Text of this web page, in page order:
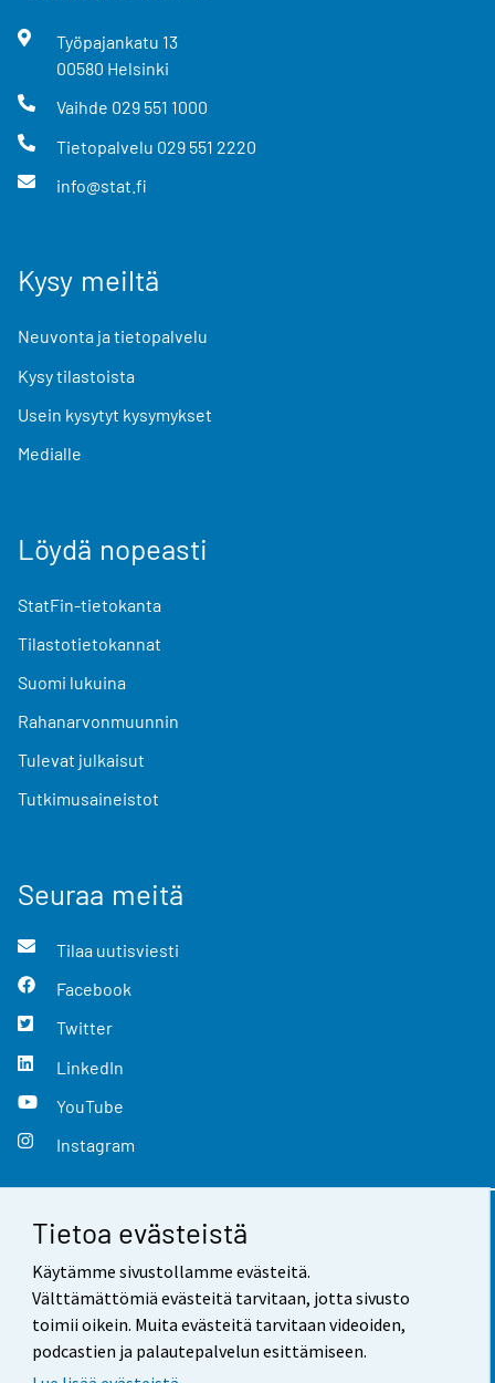
Tietoa evästeistä
Käytämme sivustollamme evästeitä.
Välttämättömiä evästeitä tarvitaan, jotta sivusto
toimii oikein. Muita evästeitä tarvitaan videoiden,
podcastien ja palautepalvelun esittämiseen.
Työpajankatu 13
00580 Helsinki
Vaihde 029 551 1000
Tietopalvelu 029 551 2220
info@stat.fi
Kysy meiltä
Neuvonta ja tietopalvelu
Kysy tilastoista
Usein kysytyt kysymykset
Medialle
Löydä nopeasti
StatFin-tietokanta
Tilastotietokannat
Suomi lukuina
Rahanarvonmuunnin
Tulevat julkaisut
Tutkimusaineistot
Seuraa meitä
Tilaa uutisviesti
Facebook
Twitter
LinkedIn
YouTube
Instagram
Yhteystiedot
Palaute
Käyttöehdot